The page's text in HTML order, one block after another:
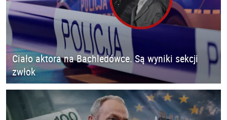
Ciało aktora na Bachledówce. Są wyniki sekcji
zwłok